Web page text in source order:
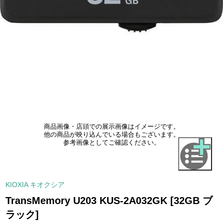
商品画像・店頭での展示画像はイメージです。
他の商品が映り込んでいる場合もございます。
参考画像としてご確認ください。
KIOXIA キオクシア
TransMemory U203 KUS-2A032GK [32GB ブ
ラック]